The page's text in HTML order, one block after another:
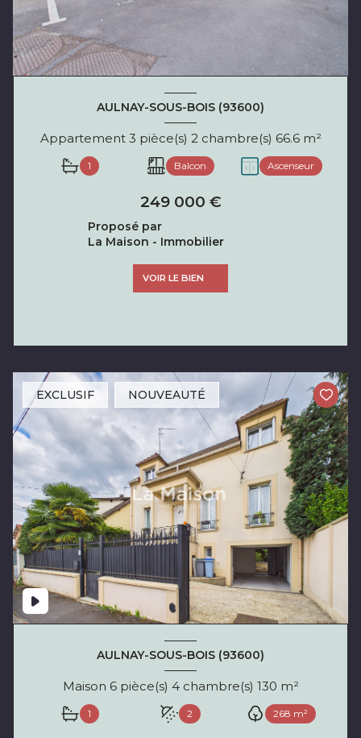
AULNAY-SOUS-BOIS (93600)
Appartement 3 pièce(s) 2 chambre(s) 66.6 m²
1 Balcon Ascenseur
249 000 €
Proposé par
La Maison - Immobilier
VOIR LE BIEN
EXCLUSIF NOUVEAUTÉ
AULNAY-SOUS-BOIS (93600)
Maison 6 pièce(s) 4 chambre(s) 130 m²
1 2 268 m²